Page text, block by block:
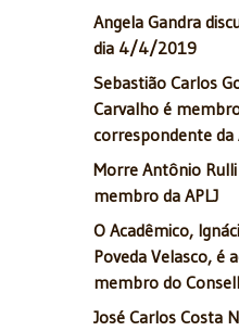
Angela Gandra
dia 4/4/2019
Sebastião Carlos
Carvalho é
correspondente da
Morre Antônio
membro da APLJ
O Acadêmico,
Poveda Velasco, é
membro do
José Carlos Costa